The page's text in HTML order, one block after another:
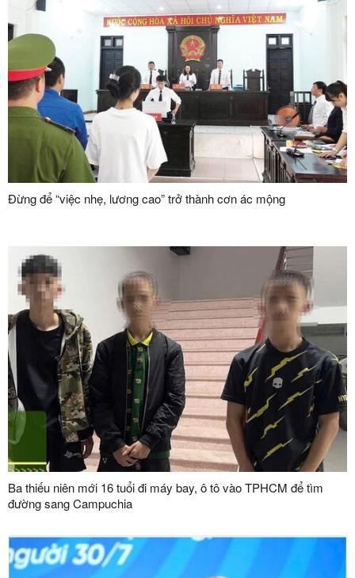
Đừng để “việc nhẹ, lương cao” trở thành cơn ác mộng
Ba thiếu niên mới 16 tuổi đi máy bay, ô tô vào TPHCM để tìm
đường sang Campuchia